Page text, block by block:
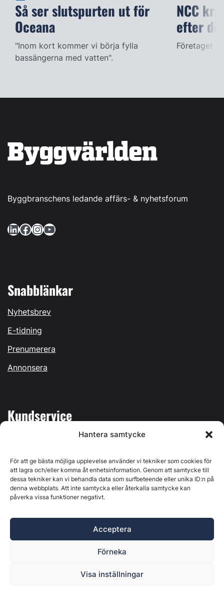
Hantera samtycke
För att ge bästa möjliga upplevelse använder vi tekniker som cookies för
att lagra och/eller komma åt enhetsinformation. Genom att samtycke till
dessa tekniker kan vi behandla data som surfbeteende eller unika ID:n på
denna webbplats. Att inte samtycka eller återkalla samtycke kan
påverka vissa funktioner negativt.
Acceptera
Förneka
Visa inställningar
Så ser slutspurten ut för
Oceana
"Inom kort kommer vi börja fylla
bassängerna med vatten".
NCC
efter
Företaget
Byggbranschens ledande affärs- & nyhetsforum
LinkedIn Facebook InstagramYouTube
Snabblänkar
Nyhetsbrev
E-tidning
Prenumerera
Annonsera
Kundservice
Kontakta oss
Östernäsvägen 1, 827 32 Ljusdal, org.nr: 556625-6425 -
Ansvarig utgivare: Henrik Ekberg. Innehållet på denna
webbplats är upphovsrättsligt skyddat. Ange källa vid citering.
Byggvärlden är en del avMarknadsdatagruppen
Policy för datahantering, integritet och cookies